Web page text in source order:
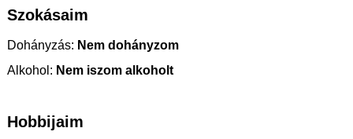
Szokásaim
Dohányzás: Nem dohányzom
Alkohol: Nem iszom alkoholt
Hobbijaim